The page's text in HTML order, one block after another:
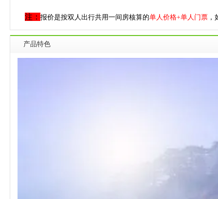
注： 报价是按双人出行共用一间房核算的单人价格+单人门票 ，
产品特色